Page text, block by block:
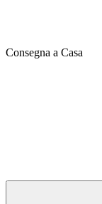
Consegna a Casa